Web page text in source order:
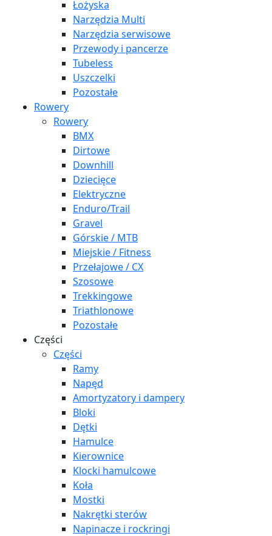
Łożyska
Narzędzia Multi
Narzędzia serwisowe
Przewody i pancerze
Tubeless
Uszczelki
Pozostałe
Rowery
Rowery
BMX
Dirtowe
Downhill
Dziecięce
Elektryczne
Enduro/Trail
Gravel
Górskie / MTB
Miejskie / Fitness
Przełajowe / CX
Szosowe
Trekkingowe
Triathlonowe
Pozostałe
Części
Części
Ramy
Napęd
Amortyzatory i dampery
Bloki
Dętki
Hamulce
Kierownice
Klocki hamulcowe
Koła
Mostki
Nakrętki sterów
Napinacze i rockringi